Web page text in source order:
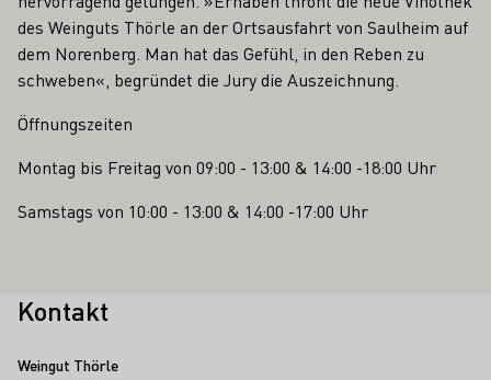
des Weinguts Thörle an der Ortsausfahrt von Saulheim auf
dem Norenberg. Man hat das Gefühl, in den Reben zu
schweben«, begründet die Jury die Auszeichnung.
Öffnungszeiten
Montag bis Freitag von 09:00 - 13:00 & 14:00 -18:00 Uhr
Samstags von 10:00 - 13:00 & 14:00 -17:00 Uhr
Kontakt
Weingut Thörle